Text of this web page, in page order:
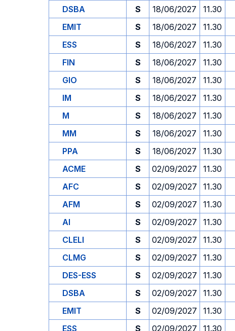
DSBA
S 18/06/2027 11.30
EMIT
S 18/06/2027 11.30
ESS
S 18/06/2027 11.30
FIN
S 18/06/2027 11.30
GIO
S 18/06/2027 11.30
IM
S 18/06/2027 11.30
M
S 18/06/2027 11.30
MM
S 18/06/2027 11.30
PPA
S 18/06/2027 11.30
ACME
S 02/09/2027 11.30
AFC
S 02/09/2027 11.30
AFM
S 02/09/2027 11.30
AI
S 02/09/2027 11.30
CLELI
S 02/09/2027 11.30
CLMG
S 02/09/2027 11.30
DES-ESS
S 02/09/2027 11.30
DSBA
S 02/09/2027 11.30
EMIT
S 02/09/2027 11.30
ESS
S 02/09/2027 11.30